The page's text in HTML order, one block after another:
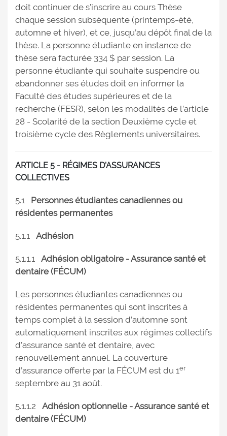
doit continuer de s’inscrire au cours Thèse
chaque session subséquente (printemps-été,
automne et hiver), et ce, jusqu’au dépôt final de la
thèse. La personne étudiante en instance de
thèse sera facturée 334 $ par session. La
personne étudiante qui souhaite suspendre ou
abandonner ses études doit en informer la
Faculté des études supérieures et de la
recherche (FESR), selon les modalités de l’article
28 - Scolarité de la section Deuxième cycle et
troisième cycle des Règlements universitaires.
ARTICLE 5 - RÉGIMES D’ASSURANCES
COLLECTIVES
5.1 Personnes étudiantes canadiennes ou
résidentes permanentes
5.1.1 Adhésion
5.1.1.1 Adhésion obligatoire - Assurance santé et
dentaire (FÉCUM)
Les personnes étudiantes canadiennes ou
résidentes permanentes qui sont inscrites à
temps complet à la session d’automne sont
automatiquement inscrites aux régimes collectifs
d’assurance santé et dentaire, avec
renouvellement annuel. La couverture
d’assurance offerte par la FÉCUM est du 1er
septembre au 31 août.
5.1.1.2 Adhésion optionnelle - Assurance santé et
dentaire (FÉCUM)